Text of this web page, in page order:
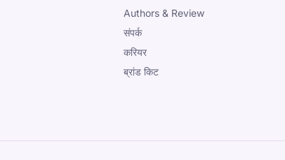
Authors & Review
संपर्क
करियर
ब्रांड किट